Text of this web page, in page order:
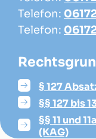
Telefon:
Telefon:
§ 127
§§ 127 bis
§§ 11 und
(KAG)